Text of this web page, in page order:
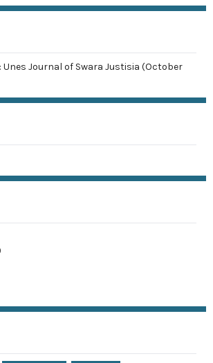
Unes Journal of Swara Justisia (October